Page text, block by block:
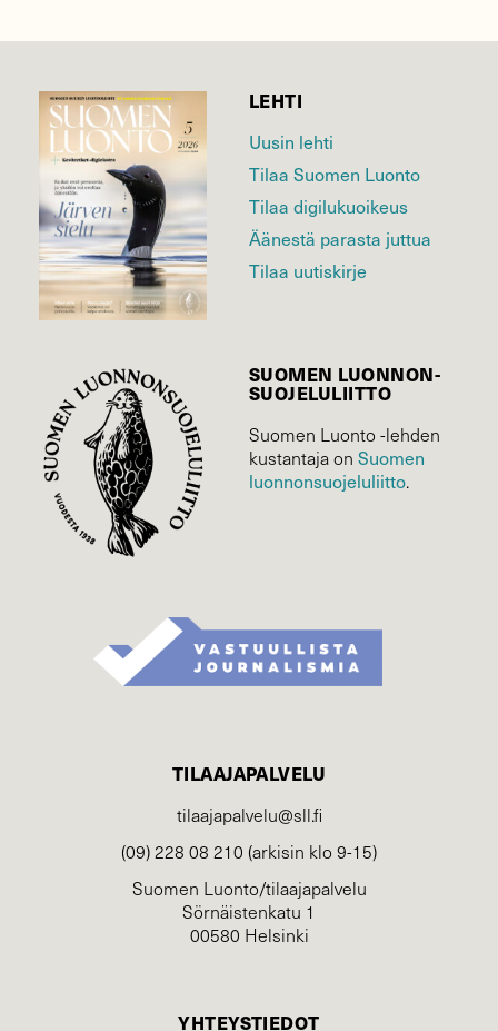
LEHTI
Uusin lehti
Tilaa Suomen Luonto
Tilaa digilukuoikeus
Äänestä parasta juttua
Tilaa uutiskirje
SUOMEN LUONNON­
SUOJELU­LIITTO
Suomen Luonto -lehden
kustantaja on Suomen
luonnonsuojelu­liitto.
TILAAJAPALVELU
tilaajapalvelu@sll.fi
(09) 228 08 210 (arkisin klo 9-15)
Suomen Luonto/tilaajapalvelu
Sörnäistenkatu 1
00580 Helsinki
YHTEYSTIEDOT